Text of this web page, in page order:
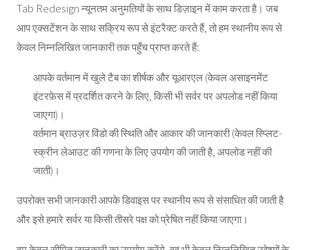
Tab Redesign न्यूनतम अनुमतियों के साथ डिज़ाइन में काम करता है। जब
आप एक्सटेंशन के साथ सक्रिय रूप से इंटरैक्ट करते हैं, तो हम स्थानीय रूप से
केवल निम्नलिखित जानकारी तक पहुँच प्राप्त करते हैं:
आपके वर्तमान में खुले टैब का शीर्षक और यूआरएल (केवल असाइनमेंट
इंटरफ़ेस में प्रदर्शित करने के लिए, किसी भी सर्वर पर अपलोड नहीं किया
जाएगा)।
वर्तमान ब्राउज़र विंडो की स्थिति और आकार की जानकारी (केवल स्प्लिट-
स्क्रीन लेआउट की गणना के लिए उपयोग की जाती है, अपलोड नहीं की
जाती)।
उपरोक्त सभी जानकारी आपके डिवाइस पर स्थानीय रूप से संसाधित की जाती है
और इसे हमारे सर्वर या किसी तीसरे पक्ष को प्रेषित नहीं किया जाएगा।